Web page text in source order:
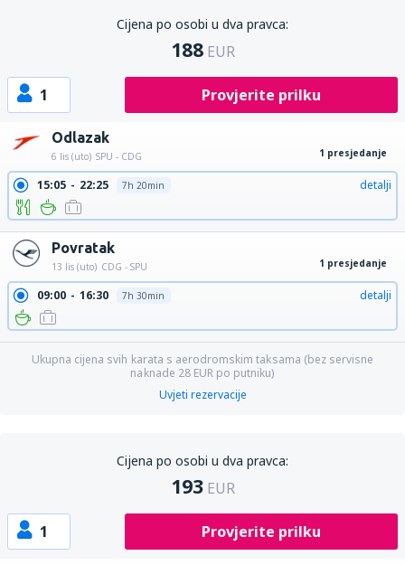
Cijena po osobi u dva pravca:
188 EUR
1 Provjerite prilku
Odlazak
6 lis (uto) SPU - CDG 1 presjedanje
15:05 22:25 7h 20min detalji
Povratak
13 lis (uto) CDG - SPU 1 presjedanje
09:00 16:30 7h 30min detalji
Ukupna cijena svih karata s aerodromskim taksama (bez servisne
naknade 28 EUR po putniku)
Uvjeti rezervacije
Cijena po osobi u dva pravca:
193 EUR
1 Provjerite prilku